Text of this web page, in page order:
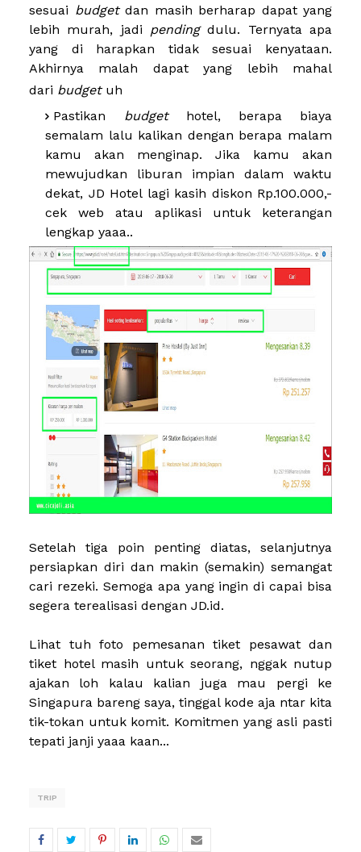
sesuai budget dan masih berharap dapat yang
lebih murah, jadi pendingdulu. Ternyata apa
yang di harapkan tidak sesuai kenyataan.
Akhirnya malah dapat yang lebih mahal
dari budget uh
Pastikan
budgethotel, berapa biaya
semalam lalu kalikan dengan berapa malam
kamu akan menginap. Jika kamu akan
mewujudkan liburan impian dalam waktu
dekat, JD Hotel lagi kasih diskon Rp.100.000,-
cek web atau aplikasi untuk keterangan
lengkap yaaa..
Setelah tiga poin penting diatas, selanjutnya
persiapkan diri dan makin (semakin) semangat
cari rezeki. Semoga apa yang ingin di capai bisa
segera terealisasi dengan JD.id.
Lihat tuh foto pemesanan tiket pesawat dan
tiket hotel masih untuk seorang, nggak nutup
ajakan loh kalau kalian juga mau pergi ke
Singapura bareng saya, tinggal kode aja ntar kita
tik-tokan untuk komit. Komitmen yang asli pasti
tepati janji yaaa kaan...
TRIP